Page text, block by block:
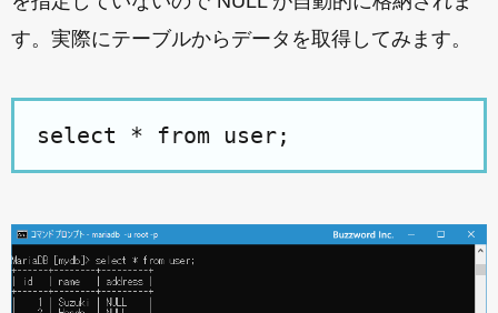
す。実際にテーブルからデータを取得してみます。
select * from user;